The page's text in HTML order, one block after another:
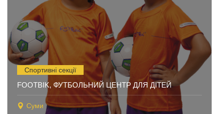
Спортивні секції
FOOTBIK, ФУТБОЛЬНИЙ ЦЕНТР ДЛЯ ДІТЕЙ
Суми